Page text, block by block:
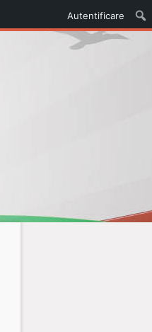
Autentificare